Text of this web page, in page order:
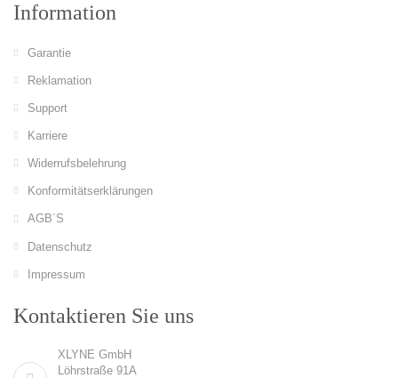
Information
Garantie
Reklamation
Support
Karriere
Widerrufsbelehrung
Konformitätserklärungen
AGB´S
Datenschutz
Impressum
Kontaktieren Sie uns
XLYNE GmbH
Löhrstraße 91A